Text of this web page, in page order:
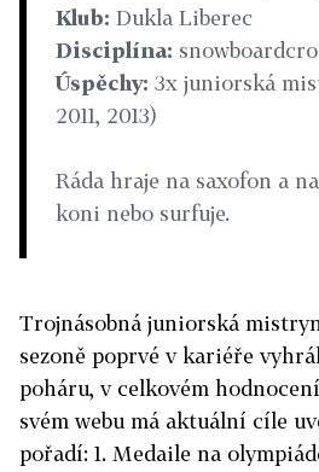
Klub: Dukla Liberec
Disciplína:
Úspěchy: 3x juniorská
2011, 2013)
Ráda hraje na saxofon a
koni nebo surfuje.
Trojnásobná juniorská
sezoně poprvé v kariéře
poháru, v celkovém
svém webu má aktuální cíle
pořadí: 1. Medaile na